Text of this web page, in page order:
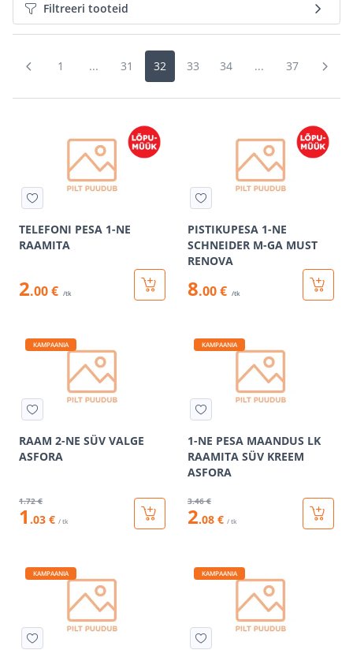
Filtreeri tooteid
1 ... 31 32 33 34 ... 37
TELEFONI PESA 1-NE
RAAMITA
2.00 € /tk
PISTIKUPESA 1-NE
SCHNEIDER M-GA MUST
RENOVA
8.00 € /tk
KAMPAANIA
RAAM 2-NE SÜV VALGE
ASFORA
1.72 €
1 .03 € / tk
KAMPAANIA
1-NE PESA MAANDUS LK
RAAMITA SÜV KREEM
ASFORA
3.46 €
2.08 € / tk
KAMPAANIA KAMPAANIA